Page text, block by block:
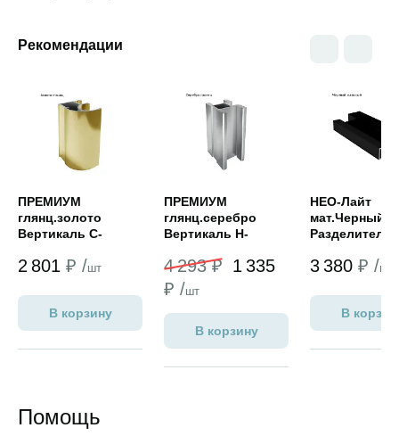
Рекомендации
ПРЕМИУМ
глянц.золото
Вертикаль С-
2 801 ₽ /шт
В корзину
ПРЕМИУМ
глянц.cеребро
Вертикаль Н-
кромку 5,4м
4 293 ₽ 1 335
₽ /шт
В корзину
НЕО-Лайт
мат.Черный
Разделитель
3 380 ₽ /шт
В
Помощь